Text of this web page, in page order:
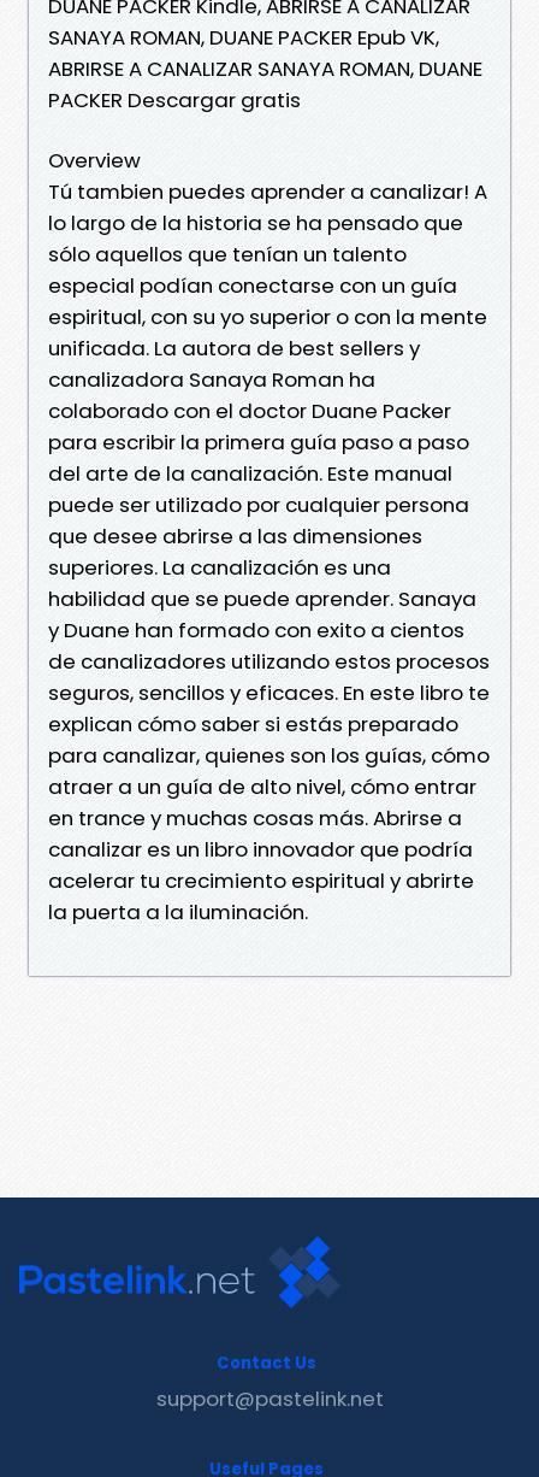
DUANE PACKER Kindle, ABRIRSE A CANALIZAR
SANAYA ROMAN, DUANE PACKER Epub VK,
ABRIRSE A CANALIZAR SANAYA ROMAN, DUANE
PACKER Descargar gratis
Overview
Tú tambien puedes aprender a canalizar! A
lo largo de la historia se ha pensado que
sólo aquellos que tenían un talento
especial podían conectarse con un guía
espiritual, con su yo superior o con la mente
unificada. La autora de best sellers y
canalizadora Sanaya Roman ha
colaborado con el doctor Duane Packer
para escribir la primera guía paso a paso
del arte de la canalización. Este manual
puede ser utilizado por cualquier persona
que desee abrirse a las dimensiones
superiores. La canalización es una
habilidad que se puede aprender. Sanaya
y Duane han formado con exito a cientos
de canalizadores utilizando estos procesos
seguros, sencillos y eficaces. En este libro te
explican cómo saber si estás preparado
para canalizar, quienes son los guías, cómo
atraer a un guía de alto nivel, cómo entrar
en trance y muchas cosas más. Abrirse a
canalizar es un libro innovador que podría
acelerar tu crecimiento espiritual y abrirte
la puerta a la iluminación.
Contact Us
support@pastelink.net
Useful Pages